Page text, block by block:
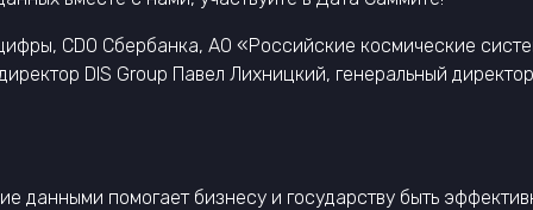
CDO Сбербанка, АО «Российские космические
DIS Group Павел Лихницкий, генеральный
данными помогает бизнесу и государству быть